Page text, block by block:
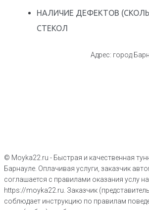
НАЛИЧИЕ ДЕФЕКТОВ
СТЕКОЛ
Адрес: город
© Moyka22.ru - Быстрая и качественная
Барнауле. Оплачивая услуги, заказчик
соглашается с правилами оказания услу
https://moyka22.ru. Заказчик
соблюдает инструкцию по правилам